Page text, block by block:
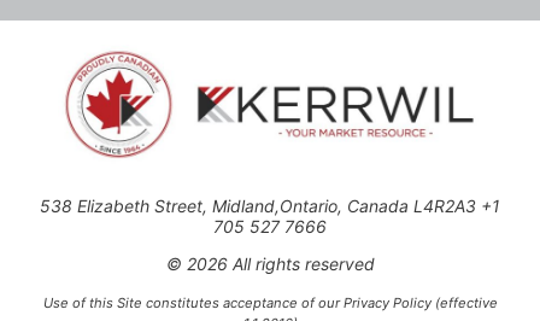
538 Elizabeth Street, Midland,Ontario, Canada L4R2A3 +1
705 527 7666
© 2026 All rights reserved
Use of this Site constitutes acceptance of our Privacy Policy (effective